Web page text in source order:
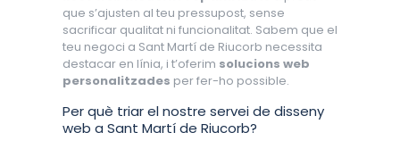
que s’ajusten al teu pressupost, sense
sacrificar qualitat ni funcionalitat. Sabem que el
teu negoci a Sant Martí de Riucorb necessita
destacar en línia, i t’oferim solucions web
personalitzades per fer-ho possible.
Per què triar el nostre servei de disseny
web a Sant Martí de Riucorb?